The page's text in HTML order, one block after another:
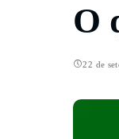
O
22 de